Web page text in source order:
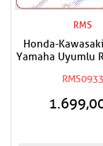
RMS
Honda-
Yamaha Uyumlu
RMS0933